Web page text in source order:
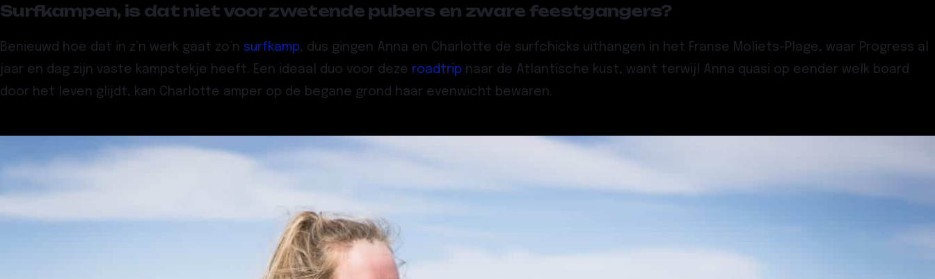
Surfkampen, is dat niet voor zwetende pubers en zware feestgangers?
Benieuwd hoe dat in z’n werk gaat zo’n surfkamp, dus gingen Anna en Charlotte de surfchicks uithangen in het Franse Moliets-Plage, waar Progress al
jaar en dag zijn vaste kampstekje heeft. Een ideaal duo voor deze roadtrip naar de Atlantische kust, want terwijl Anna quasi op eender welk board
door het leven glijdt, kan Charlotte amper op de begane grond haar evenwicht bewaren.